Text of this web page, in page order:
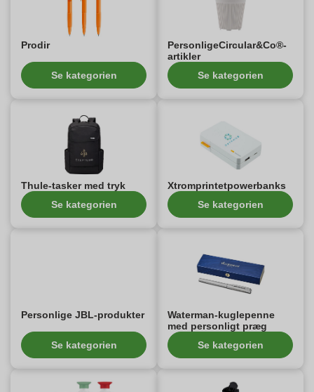
Prodir
Se kategorien
PersonligeCircular&Co®-
artikler
Se kategorien
Thule-tasker med tryk
Se kategorien
Xtromprintetpowerbanks
Se kategorien
Personlige JBL-produkter
Se kategorien
Waterman-kuglepenne
med personligt præg
Se kategorien